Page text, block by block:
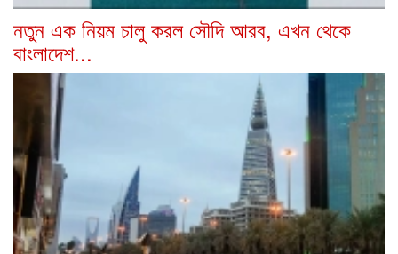
নতুন এক নিয়ম চালু করল সৌদি আরব, এখন থেকে
বাংলাদেশ...